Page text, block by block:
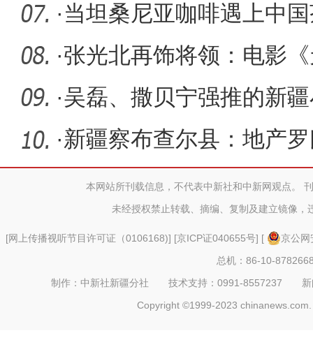
险
·当坦桑尼亚咖啡遇上中
新疆喀
·张光北再饰将领：电影
能让人温
·吴磊、撒贝宁强推的新
的亲戚啊
·新疆察布查尔县：地产
再“求”
本网站所刊载信息，不代表中新社和中新网观点。
未经授权禁止转载、摘编、复制及建立镜像，
[网上传播视听节目许可证（0106168)] [京ICP证040655号] [
京公
总机：86-10-
制作：中新社新疆分社 技术支持：0991-8557237
Copyright ©1999-2023